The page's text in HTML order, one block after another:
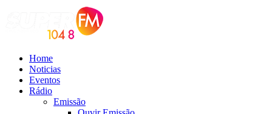
Home
Noticias
Eventos
Rádio
Emissão